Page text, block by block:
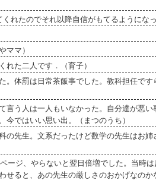
れたのでそれ以降自信がもてるようにな
ママ）
た二人です．（育子）
体罰は日常茶飯事でした。教科担任で
う人は一人もいなかった。自分達が悪
ではいい思い出。（まつのうち）
先生。文系だったけど数学の先生はお姉
ージ、やらないと翌日倍増でした。当時
ると、あの先生の厳しさのおかげなの